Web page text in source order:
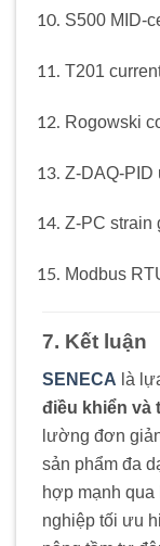
S500 MID-
T201
Rogowski
Z-DAQ-PID
Z-PC strain
Modbus
7. Kết luận
SENECA là
điều khiển và
lường đơn
sản phẩm đa
hợp mạnh qua
nghiệp tối ưu